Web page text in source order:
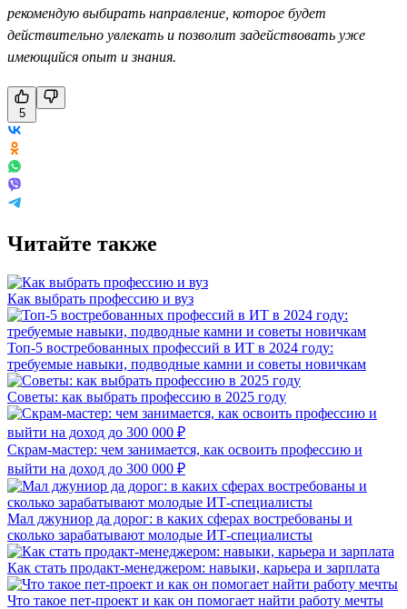
рекомендую выбирать направление, которое будет
действительно увлекать и позволит задействовать уже
имеющийся опыт и знания.
5
Читайте также
Как выбрать профессию и вуз
Топ-5 востребованных профессий в ИТ в 2024 году:
требуемые навыки, подводные камни и советы новичкам
Советы: как выбрать профессию в 2025 году
Скрам-мастер: чем занимается, как освоить профессию и
выйти на доход до 300 000 ₽
Мал джуниор да дорог: в каких сферах востребованы и
сколько зарабатывают молодые ИТ-специалисты
Как стать продакт-менеджером: навыки, карьера и зарплата
Что такое пет-проект и как он помогает найти работу мечты